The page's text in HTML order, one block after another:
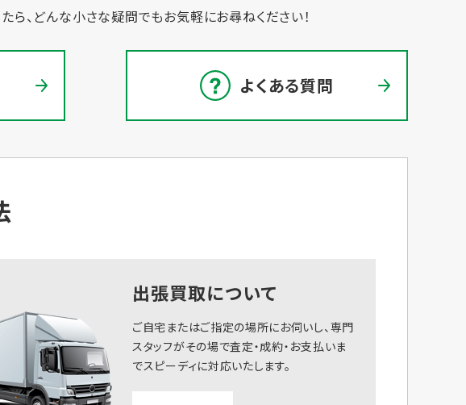
ら、どんな小さな疑問でもお気軽にお尋ねください！
よくある質問
出張買取について
ご自宅またはご指定の場所にお伺いし、専門
スタッフがその場で査定・成約・お支払いま
でスピーディに対応いたします。